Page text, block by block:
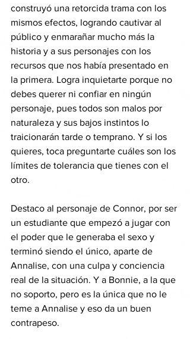
construyó una retorcida trama con los
mismos efectos, logrando cautivar al
público y enmarañar mucho más la
historia y a sus personajes con los
recursos que nos había presentado en
la primera. Logra inquietarte porque no
debes querer ni confiar en ningún
personaje, pues todos son malos por
naturaleza y sus bajos instintos lo
traicionarán tarde o temprano. Y si los
quieres, toca preguntarte cuáles son los
límites de tolerancia que tienes con el
otro.
Destaco al personaje de Connor, por ser
un estudiante que empezó a jugar con
el poder que le generaba el sexo y
terminó siendo el único, aparte de
Annalise, con una culpa y conciencia
real de la situación. Y a Bonnie, a la que
no soporto, pero es la única que no le
teme a Annalise y eso da un buen
contrapeso.